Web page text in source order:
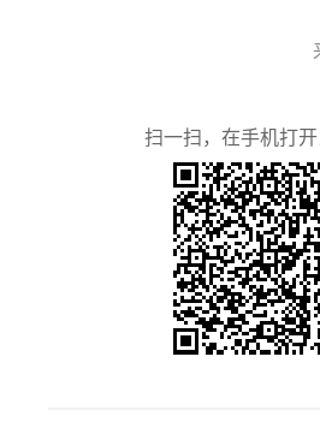
扫一扫，在手机打